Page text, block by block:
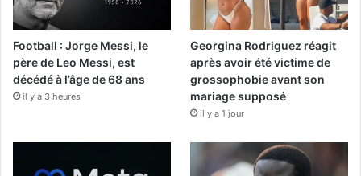
Football : Jorge Messi, le
père de Leo Messi, est
décédé à l’âge de 68 ans
il y a 3 heures
Georgina Rodriguez réagit
après avoir été victime de
grossophobie avant son
mariage supposé
il y a 1 jour